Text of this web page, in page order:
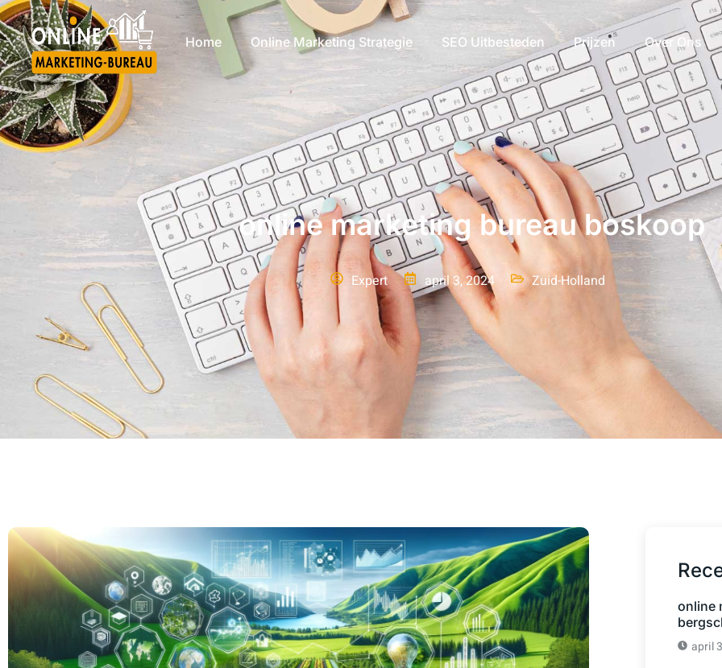
Home Online Marketing Strategie SEO Uitbesteden Prijzen Over Ons
online marketing bureau boskoop
Expert april 3, 2024 Zuid-Holland
online
april